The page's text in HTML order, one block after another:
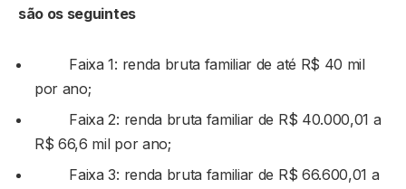
são os seguintes
Faixa 1: renda bruta familiar de até R$ 40 mil
por ano;
Faixa 2: renda bruta familiar de R$ 40.000,01 a
R$ 66,6 mil por ano;
Faixa 3: renda bruta familiar de R$ 66.600,01 a